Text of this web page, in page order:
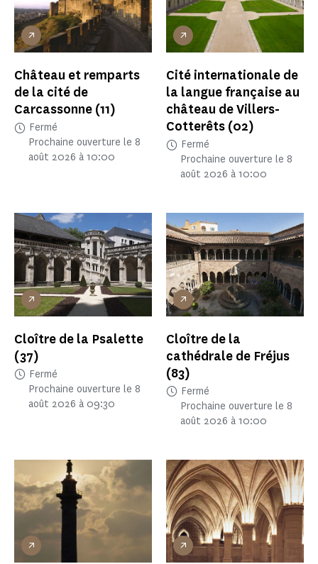
Château et remparts
de la cité de
Carcassonne (11)
Fermé
Prochaine ouverture le 8
août 2026 à 10:00
Cité internationale de
la langue française au
château de Villers-
Cotterêts (02)
Fermé
Prochaine ouverture le 8
août 2026 à 10:00
Cloître de la Psalette
(37)
Fermé
Prochaine ouverture le 8
août 2026 à 09:30
Cloître de la
cathédrale de Fréjus
(83)
Fermé
Prochaine ouverture le 8
août 2026 à 10:00